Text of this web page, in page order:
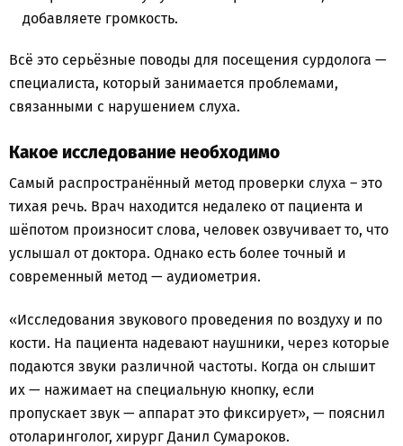
добавляете громкость.
Всё это серьёзные поводы для посещения сурдолога —
специалиста, который занимается проблемами,
связанными с нарушением слуха.
Какое исследование необходимо
Самый распространённый метод проверки слуха – это
тихая речь. Врач находится недалеко от пациента и
шёпотом произносит слова, человек озвучивает то, что
услышал от доктора. Однако есть более точный и
современный метод — аудиометрия.
«Исследования звукового проведения по воздуху и по
кости. На пациента надевают наушники, через которые
подаются звуки различной частоты. Когда он слышит
их — нажимает на специальную кнопку, если
пропускает звук — аппарат это фиксирует», — пояснил
отоларинголог, хирург Данил Сумароков.